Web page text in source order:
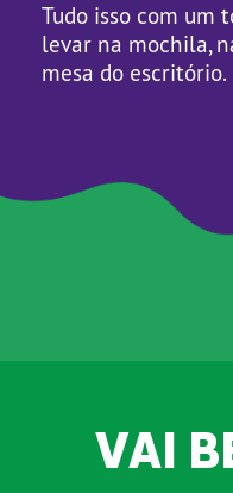
Tudo isso com um
levar na mochila,
mesa do escritório.
VAI